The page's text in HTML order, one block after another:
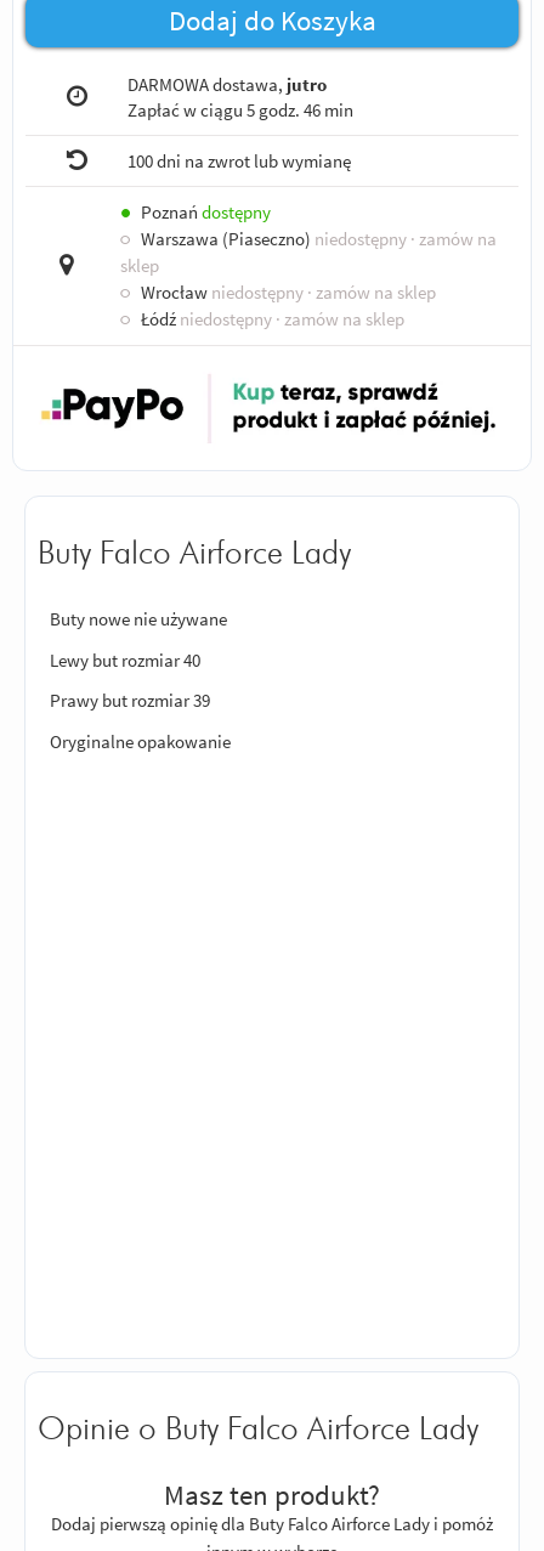
Dodaj do Koszyka
DARMOWA dostawa, jutro
Zapłać w ciągu5 godz. 46 min
100 dni na zwrot lub wymianę
● Poznań dostępny
○ Warszawa (Piaseczno) niedostępny · zamów na
sklep
○ Wrocław niedostępny · zamów na sklep
○ Łódź niedostępny · zamów na sklep
Buty Falco Airforce Lady
Buty nowe nie używane
Lewy but rozmiar 40
Prawy but rozmiar 39
Oryginalne opakowanie
Opinie o Buty Falco Airforce Lady
Masz ten produkt?
Dodaj pierwszą opinię dla Buty Falco Airforce Lady i pomóż